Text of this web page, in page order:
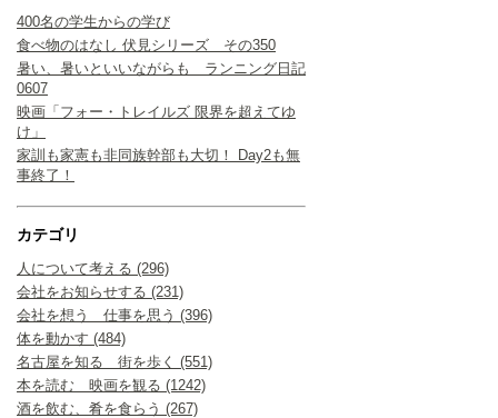
400名の学生からの学び
食べ物のはなし 伏見シリーズ その350
暑い、暑いといいながらも ランニング日記
0607
映画「フォー・トレイルズ 限界を超えてゆ
け」
家訓も家憲も非同族幹部も大切！ Day2も無
事終了！
カテゴリ
人について考える (296)
会社をお知らせする (231)
会社を想う 仕事を思う (396)
体を動かす (484)
名古屋を知る 街を歩く (551)
本を読む 映画を観る (1242)
酒を飲む、肴を食らう (267)